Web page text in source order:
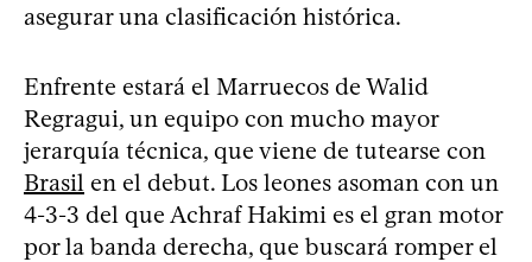
asegurar una clasificación histórica.
Enfrente estará el Marruecos de Walid
Regragui, un equipo con mucho mayor
jerarquía técnica, que viene de tutearse con
Brasil en el debut. Los leones asoman con un
4-3-3 del que Achraf Hakimi es el gran motor
por la banda derecha, que buscará romper el